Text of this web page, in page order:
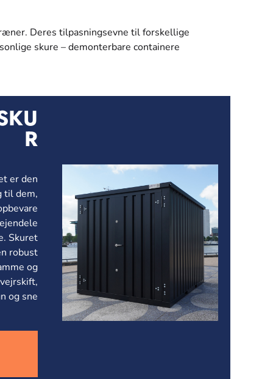
Deres tilpasningsevne til forskellige
skure – demonterbare containere
R
er den
til dem,
Skuret
robust
og
og sne